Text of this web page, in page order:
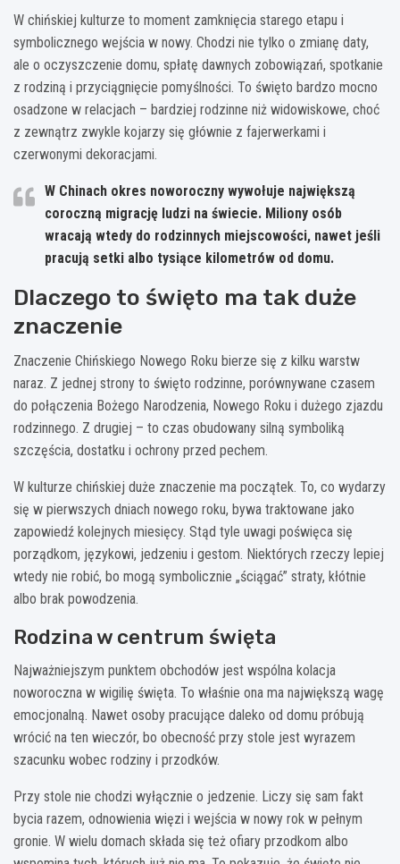
W chińskiej kulturze to moment zamknięcia starego etapu i
symbolicznego wejścia w nowy. Chodzi nie tylko o zmianę daty,
ale o oczyszczenie domu, spłatę dawnych zobowiązań, spotkanie
z rodziną i przyciągnięcie pomyślności. To święto bardzo mocno
osadzone w relacjach – bardziej rodzinne niż widowiskowe, choć
z zewnątrz zwykle kojarzy się głównie z fajerwerkami i
czerwonymi dekoracjami.
W Chinach okres noworoczny wywołuje największą
coroczną migrację ludzi na świecie. Miliony osób
wracają wtedy do rodzinnych miejscowości, nawet jeśli
pracują setki albo tysiące kilometrów od domu.
Dlaczego to święto ma tak duże
znaczenie
Znaczenie Chińskiego Nowego Roku bierze się z kilku warstw
naraz. Z jednej strony to święto rodzinne, porównywane czasem
do połączenia Bożego Narodzenia, Nowego Roku i dużego zjazdu
rodzinnego. Z drugiej – to czas obudowany silną symboliką
szczęścia, dostatku i ochrony przed pechem.
W kulturze chińskiej duże znaczenie ma początek. To, co wydarzy
się w pierwszych dniach nowego roku, bywa traktowane jako
zapowiedź kolejnych miesięcy. Stąd tyle uwagi poświęca się
porządkom, językowi, jedzeniu i gestom. Niektórych rzeczy lepiej
wtedy nie robić, bo mogą symbolicznie „ściągać” straty, kłótnie
albo brak powodzenia.
Rodzina w centrum święta
Najważniejszym punktem obchodów jest wspólna kolacja
noworoczna w wigilię święta. To właśnie ona ma największą wagę
emocjonalną. Nawet osoby pracujące daleko od domu próbują
wrócić na ten wieczór, bo obecność przy stole jest wyrazem
szacunku wobec rodziny i przodków.
Przy stole nie chodzi wyłącznie o jedzenie. Liczy się sam fakt
bycia razem, odnowienia więzi i wejścia w nowy rok w pełnym
gronie. W wielu domach składa się też ofiary przodkom albo